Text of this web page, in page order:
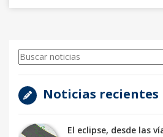
Noticias recientes
El eclipse, desde las